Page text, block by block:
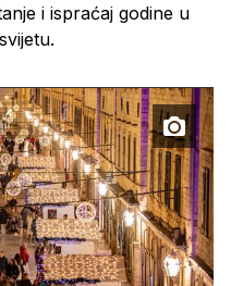
i ispraćaj godine u